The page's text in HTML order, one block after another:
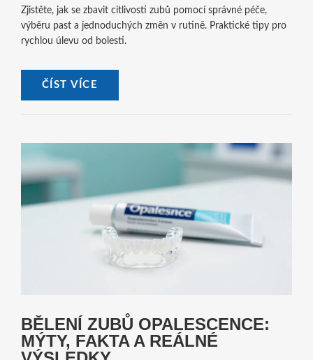
Zjistěte, jak se zbavit citlivosti zubů pomocí správné péče,
výběru past a jednoduchých změn v rutině. Praktické tipy pro
rychlou úlevu od bolesti.
ČÍST VÍCE
BĚLENÍ ZUBŮ OPALESCENCE:
MÝTY, FAKTA A REÁLNÉ